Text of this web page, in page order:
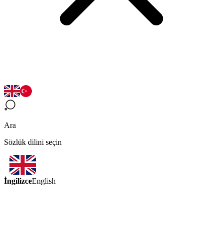
Ara
Sözlük dilini seçin
İngilizceEnglish